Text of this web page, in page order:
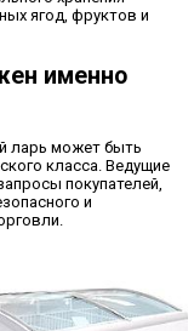
ягод, фруктов и
именно
ларь может быть
класса. Ведущие
покупателей,
и